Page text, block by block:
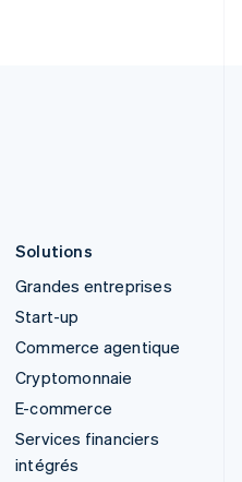
Solutions
Grandes entreprises
Start-up
Commerce agentique
Cryptomonnaie
E-commerce
Services financiers
intégrés